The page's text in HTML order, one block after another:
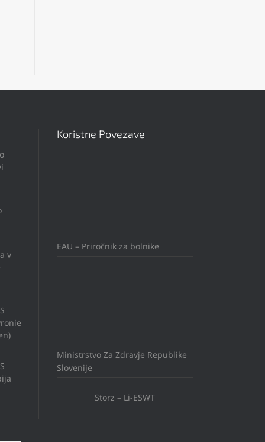
v
Koristne Povezave
EAU – Priročnik za bolnike
Ministrstvo Za Zdravje Republike
Slovenije
Storz – Li-ESWT